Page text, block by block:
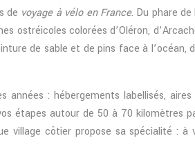
de voyage à vélo en France. Du phare
ostréicoles colorées d’Oléron,
de sable et de pins face à
: hébergements labellisés,
étapes autour de 50 à 70 kilomètres
côtier propose sa spécialité : à